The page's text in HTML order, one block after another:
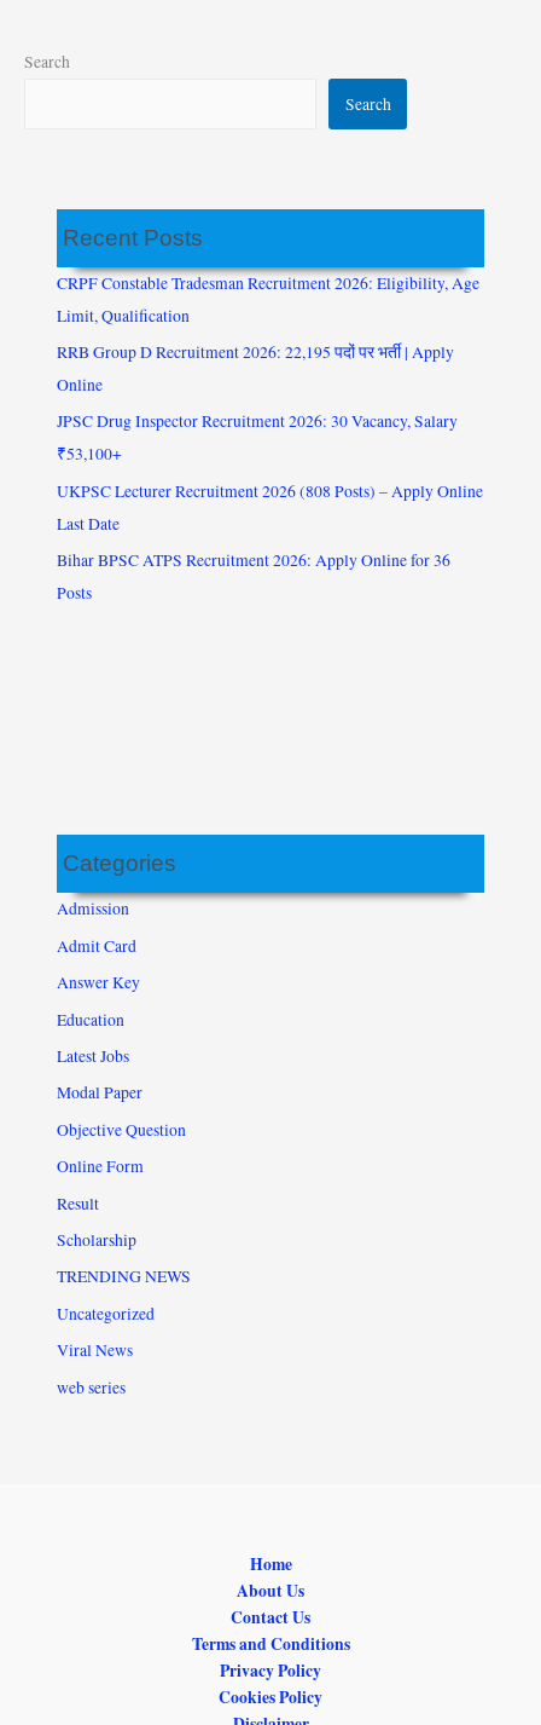
Search
Search
Recent Posts
CRPF Constable Tradesman Recruitment 2026: Eligibility, Age
Limit, Qualification
RRB Group D Recruitment 2026: 22,195 पदों पर भर्ती | Apply
Online
JPSC Drug Inspector Recruitment 2026: 30 Vacancy, Salary
₹53,100+
UKPSC Lecturer Recruitment 2026 (808 Posts) – Apply Online
Last Date
Bihar BPSC ATPS Recruitment 2026: Apply Online for 36
Posts
Categories
Admission
Admit Card
Answer Key
Education
Latest Jobs
Modal Paper
Objective Question
Online Form
Result
Scholarship
TRENDING NEWS
Uncategorized
Viral News
web series
Home
About Us
Contact Us
Terms and Conditions
Privacy Policy
Cookies Policy